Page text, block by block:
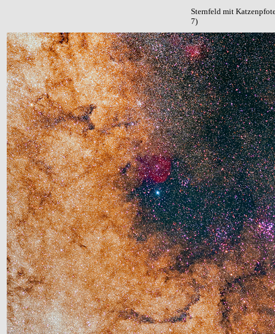
Sternfeld mit
7)